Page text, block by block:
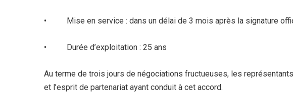
• Mise en service : dans un délai de 3 mois après la signature
• Durée d’exploitation : 25 ans
Au terme de trois jours de négociations fructueuses, les
et l’esprit de partenariat ayant conduit à cet accord.